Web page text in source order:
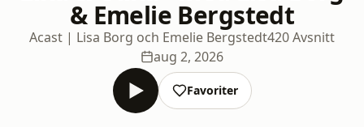
& Emelie Bergstedt
Acast | Lisa Borg och Emelie Bergstedt420 Avsnitt
aug 2, 2026
Favoriter